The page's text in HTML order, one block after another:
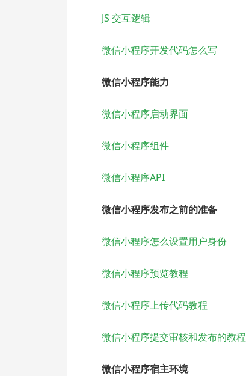
JS 交互逻辑
微信小程序开发代码怎么写
微信小程序能力
微信小程序启动界面
微信小程序组件
微信小程序API
微信小程序发布之前的准备
微信小程序怎么设置用户身份
微信小程序预览教程
微信小程序上传代码教程
微信小程序提交审核和发布的教程
微信小程序宿主环境